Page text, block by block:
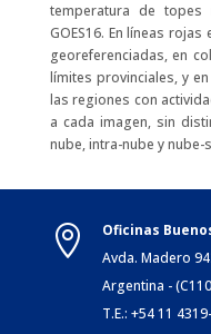
temperatura de topes
GOES16. En líneas
georeferenciadas, en
límites provinciales, y
las regiones con
a cada imagen, sin
nube, intra-nube y nube-

Oficinas
Avda. Madero
Argentina -
T.E.: +54 11